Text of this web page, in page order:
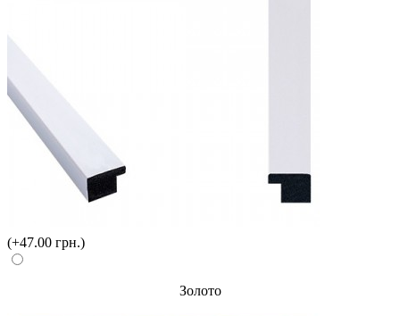
(+47.00 грн.)
Золото